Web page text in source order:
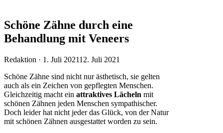
Schöne Zähne durch eine
Behandlung mit Veneers
Redaktion · Veröffentlicht
1. Juli 202112. Juli 2021
Schöne Zähne sind nicht nur ästhetisch, sie gelten
auch als ein Zeichen von gepflegten Menschen.
Gleichzeitig macht ein attraktives Lächeln mit
schönen Zähnen jeden Menschen sympathischer.
Doch leider hat nicht jeder das Glück, von der Natur
mit schönen Zähnen ausgestattet worden zu sein.